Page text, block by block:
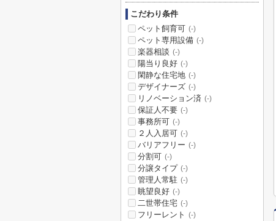
こだわり条件
ペット飼育可 (-)
ペット専用設備 (-)
楽器相談 (-)
陽当り良好 (-)
閑静な住宅地 (-)
デザイナーズ (-)
リノベーション済 (-)
保証人不要 (-)
事務所可 (-)
２人入居可 (-)
バリアフリー (-)
分割可 (-)
分譲タイプ (-)
管理人常駐 (-)
眺望良好 (-)
二世帯住宅 (-)
フリーレント (-)